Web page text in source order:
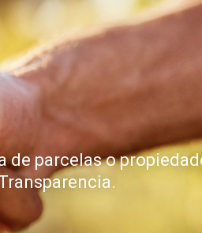
parcelas o